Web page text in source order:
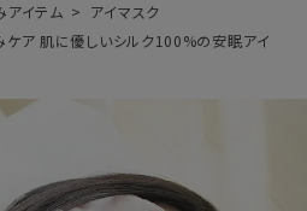
search
アイテム
アイマスク
ケア 肌に優しいシルク100%の安眠アイ